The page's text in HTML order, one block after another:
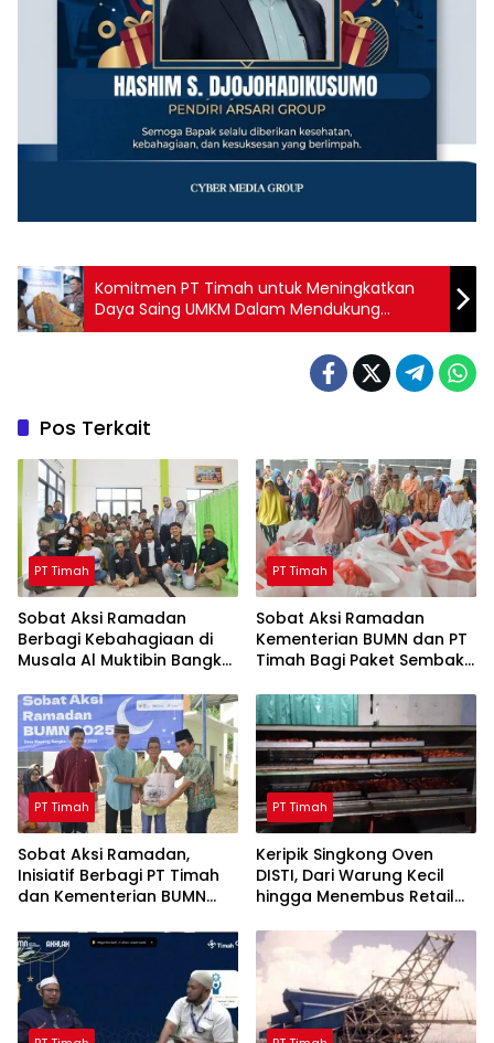
Komitmen PT Timah untuk Meningkatkan
Daya Saing UMKM Dalam Mendukung
Perekonomian Nasional
Pos Terkait
PT Timah
Sobat Aksi Ramadan
Berbagi Kebahagiaan di
Musala Al Muktibin Bangka
dan Piatu
PT Timah
Sobat Aksi Ramadan
Kementerian BUMN dan PT
Timah Bagi Paket Sembako
Barat
PT Timah
Sobat Aksi Ramadan,
Inisiatif Berbagi PT Timah
dan Kementerian BUMN
PT Timah
Keripik Singkong Oven
DISTI, Dari Warung Kecil
hingga Menembus Retail
PT Timah